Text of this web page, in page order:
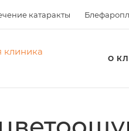
катаракты
О